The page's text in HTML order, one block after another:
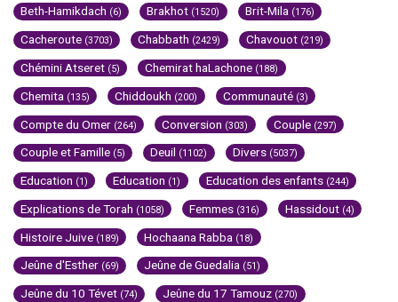
Beth-Hamikdach (6) Brakhot (1520) Brit-Mila (176)
Cacheroute (3703) Chabbath (2429) Chavouot (219)
Chémini Atseret (5) Chemirat haLachone (188)
Chemita (135) Chiddoukh (200) Communauté (3)
Compte du Omer (264) Conversion (303) Couple (297)
Couple et Famille (5) Deuil (1102) Divers (5037)
Education (1) Education (1) Education des enfants (244)
Explications de Torah (1058) Femmes (316) Hassidout (4)
Histoire Juive (189) Hochaana Rabba (18)
Jeûne d'Esther (69) Jeûne de Guedalia (51)
Jeûne du 10 Tévet (74) Jeûne du 17 Tamouz (270)